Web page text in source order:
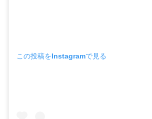
この投稿をInstagramで見る